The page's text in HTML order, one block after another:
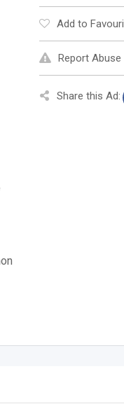
Add to
Report Abuse
Share this Ad: